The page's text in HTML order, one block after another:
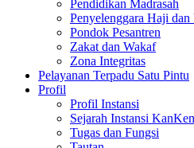
Pendidikan Madrasah
Penyelenggara Haji dan
Pondok Pesantren
Zakat dan Wakaf
Zona Integritas
Pelayanan Terpadu Satu Pintu
Profil
Profil Instansi
Sejarah Instansi
Tugas dan Fungsi